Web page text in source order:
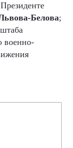
Белова;
военно-